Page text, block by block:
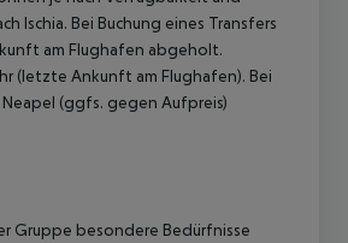
Ischia. Bei Buchung eines Transfers
am Flughafen abgeholt.
(letzte Ankunft am Flughafen). Bei
(ggfs. gegen Aufpreis)
Gruppe besondere Bedürfnisse